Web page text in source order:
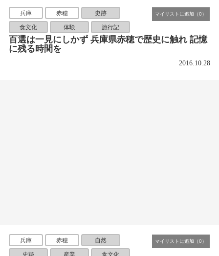
兵庫 赤穂 史跡
食文化 体験 旅行記
百選は一見にしかず 兵庫県赤穂で歴史に触れ 記憶
に残る時間を
2016.10.28
兵庫 赤穂 自然
史跡 産業 食文化